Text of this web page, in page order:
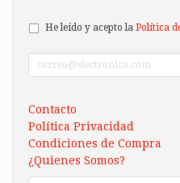
He leído y acepto la Política
Contacto
Política Privacidad
Condiciones de Compra
¿Quienes Somos?